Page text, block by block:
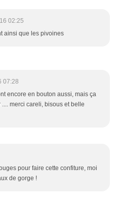
02:25
ainsi que les pivoines
07:28
encore en bouton aussi, mais ça
merci careli, bisous et belle
pour faire cette confiture, moi
de gorge !